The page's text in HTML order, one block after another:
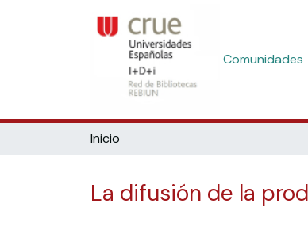
Comunidades
Inicio
La difusión de la